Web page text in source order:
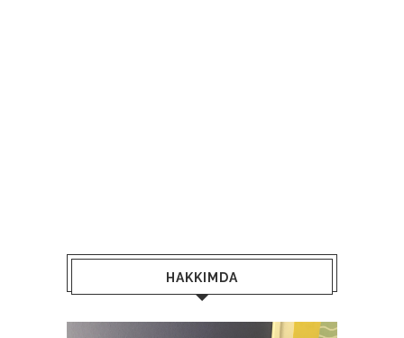
HAKKIMDA